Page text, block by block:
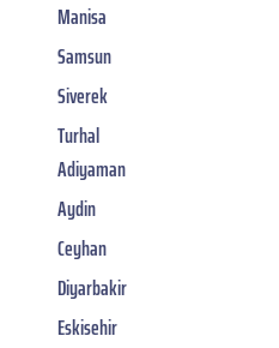
Manisa
Samsun
Siverek
Turhal
Adiyaman
Aydin
Ceyhan
Diyarbakir
Eskisehir